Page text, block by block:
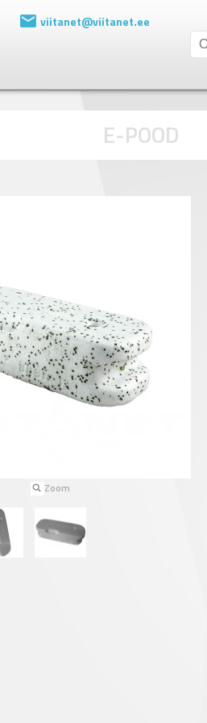
viitanet@viitanet.ee
E-POOD
Zoom